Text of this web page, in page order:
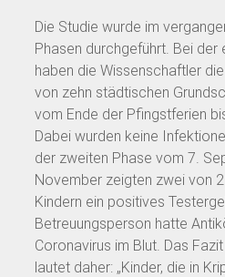
Die Studie wurde im
Phasen durchgeführt. Bei der
haben die Wissenschaftler
von zehn städtischen
vom Ende der Pfingstferien
Dabei wurden keine
der zweiten Phase vom 7.
November zeigten zwei von
Kindern ein positives
Betreuungsperson hatte
Coronavirus im Blut. Das
lautet daher: „Kinder, die in